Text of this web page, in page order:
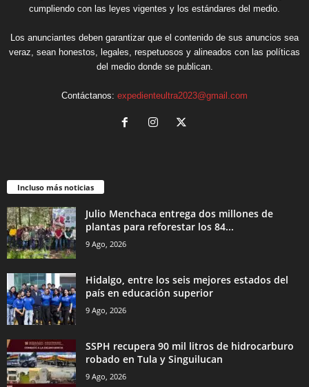
cumpliendo con las leyes vigentes y los estándares del medio.
Los anunciantes deben garantizar que el contenido de sus anuncios sea
veraz, sean honestos, legales, respetuosos y alineados con las políticas
del medio donde se publican.
Contáctanos: expedienteultra2023@gmail.com
Incluso más noticias
Julio Menchaca entrega dos millones de
plantas para reforestar los 84...
9 Ago, 2026
Hidalgo, entre los seis mejores estados del
país en educación superior
9 Ago, 2026
SSPH recupera 90 mil litros de hidrocarburo
robado en Tula y Singuilucan
9 Ago, 2026